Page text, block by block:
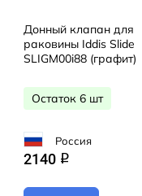
Донный клапан для
раковины Iddis Slide
SLIGM00i88 (графит)
Остаток 6 шт
Россия
2140 q